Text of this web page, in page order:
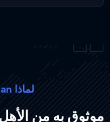
لماذا SpyHuman
موثوق به من